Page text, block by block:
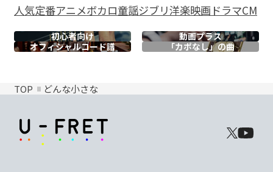
人気定番アニメボカロ童謡ジブリ洋楽映画ドラマCM
初心者向け
動画プラス
オフィシャルコード譜 「カポなし」の曲
TOP どんな小さな